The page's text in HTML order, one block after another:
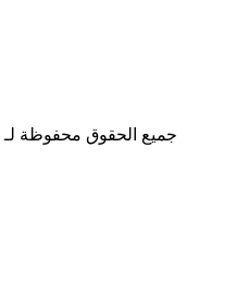
جميع الحقوق محفوظة لـ